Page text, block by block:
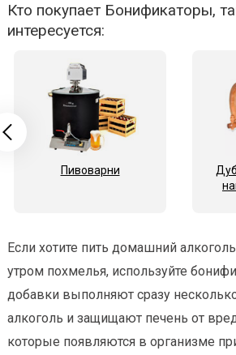
Кто покупает Бонификаторы,
интересуется:
Пивоварни
Если хотите пить домашний
утром похмелья, используйте
добавки выполняют сразу
алкоголь и защищают печень от
которые появляются в организме